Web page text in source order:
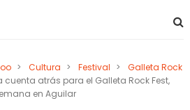
> Cultura > Festival >
Galleta Rock
cuenta atrás para el Galleta Rock Fest,
en Aguilar